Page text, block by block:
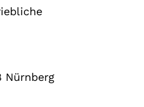
Nürnberg